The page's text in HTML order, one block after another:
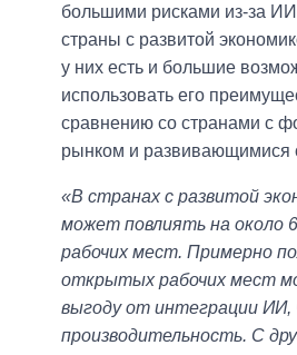
большими рисками из-за ИИ
страны с развитой
у них есть и большие
использовать его
сравнению со странами с
рынком и развивающимися
«В странах с развитой
может повлиять на около
рабочих мест. Примерно
открытых рабочих мест
выгоду от интеграции
производительность. С